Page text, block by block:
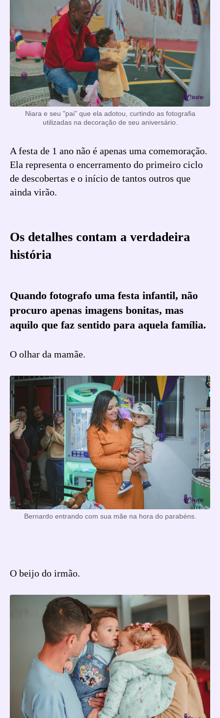
Niara e seu "pai" que ela adotou, curtindo as fotografia
utilizadas na decoração de seu aniversário.
A festa de 1 ano não é apenas uma comemoração.
Ela representa o encerramento do primeiro ciclo
de descobertas e o início de tantos outros que
ainda virão.
Os detalhes contam a verdadeira
história
Quando fotografo uma festa infantil, não
procuro apenas imagens bonitas, mas
aquilo que faz sentido para aquela família.
O olhar da mamãe.
Bernardo entrando com sua mãe na hora do parabéns.
O beijo do irmão.